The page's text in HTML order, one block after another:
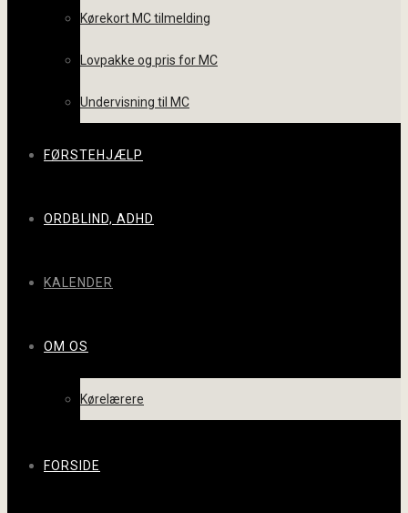
Kørekort MC tilmelding
Lovpakke og pris for MC
Undervisning til MC
FØRSTEHJÆLP
ORDBLIND, ADHD
KALENDER
OM OS
Kørelærere
FORSIDE